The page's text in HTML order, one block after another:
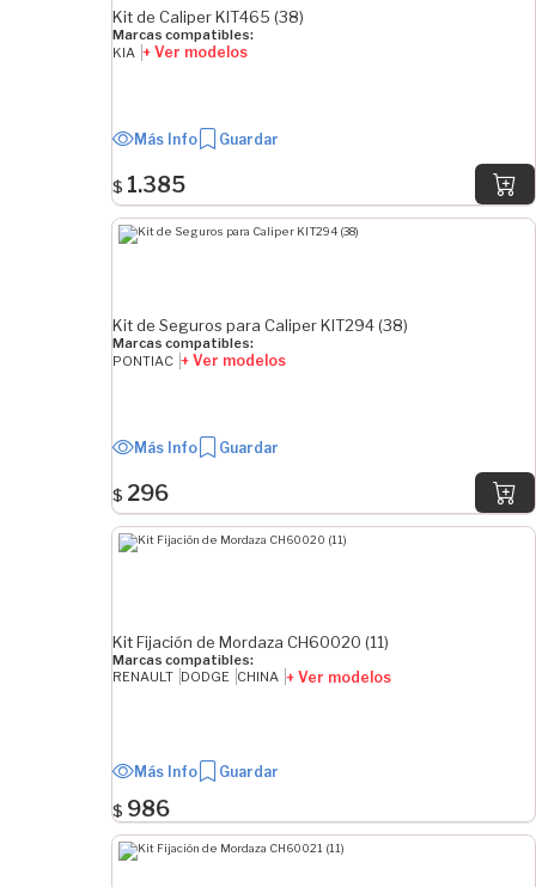
13.2 mm
44.4 mm
44.5 mm
Kit de Caliper KIT465 (38)
Marcas compatibles:
KIA + Ver modelos
Más Info Guardar
$ 1.385
Kit de Seguros para Caliper KIT294 (38)
Marcas compatibles:
PONTIAC + Ver modelos
Más Info Guardar
$ 296
Kit Fijación de Mordaza CH60020 (11)
Marcas compatibles:
RENAULT DODGE CHINA + Ver modelos
Más Info Guardar
$ 986